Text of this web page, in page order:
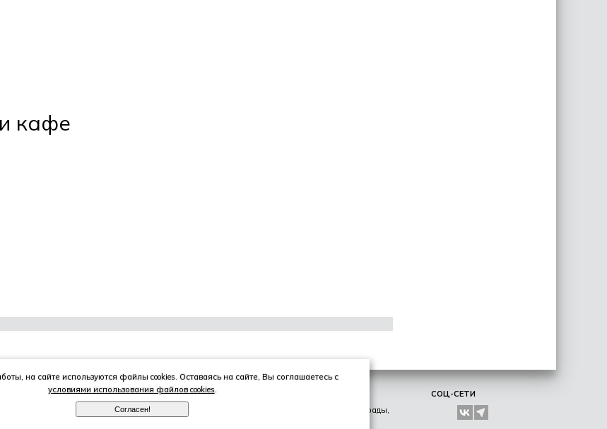
кафе
ПУТЕШЕСТВИЯ
Маршруты, страны и города,
ПРОЕКТЫ
Образование, награды,
СОЦ-СЕТИ
на сайте используются файлы cookies. Оставаясь на сайте, Вы соглашаетесь с
условиями использования файлов cookies.
Согласен!